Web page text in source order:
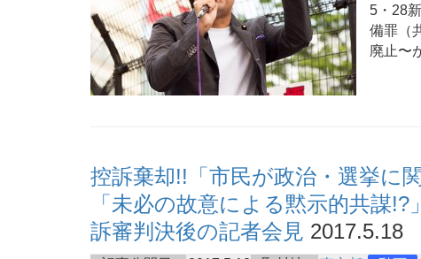
5・28
備罪（
廃止〜
控訴棄却!!「市民が政治・選挙に
「未必の故意による黙示的共謀
訴審判決後の記者会見 2017.5.18